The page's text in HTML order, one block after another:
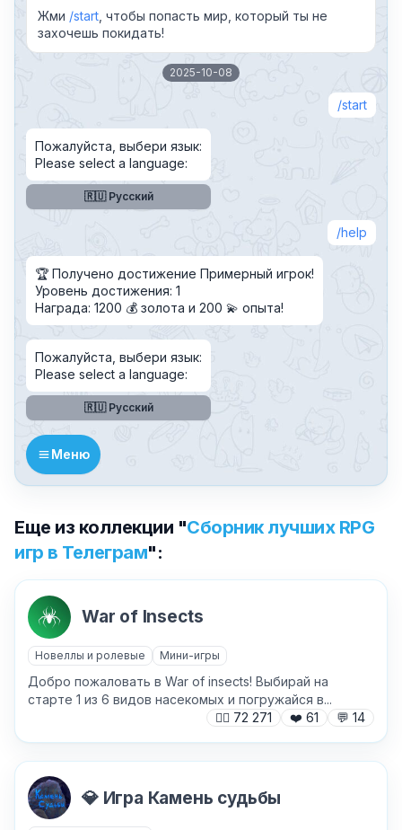
Жми start , чтобы попасть мир, который ты не
захочешь покидать!
2025-10-08
start
Пожалуйста, выбери язык:
Please select a language:
🇷🇺 Русский
help
🏆 Получено достижение Примерный игрок!
Уровень достижения: 1
Награда: 1200 💰 золота и 200 💫 опыта!
Пожалуйста, выбери язык:
Please select a language:
🇷🇺 Русский
Меню
Еще из коллекции "Сборник лучших RPG
игр в Телеграм":
War of Insects
Новеллы и ролевые Мини-игры
Добро пожаловать в War of insects! Выбирай на
старте 1 из 6 видов насекомых и погружайся в...
🙍‍♂️ 72 271 ❤️ 61 💬 14
💎 Игра Камень судьбы